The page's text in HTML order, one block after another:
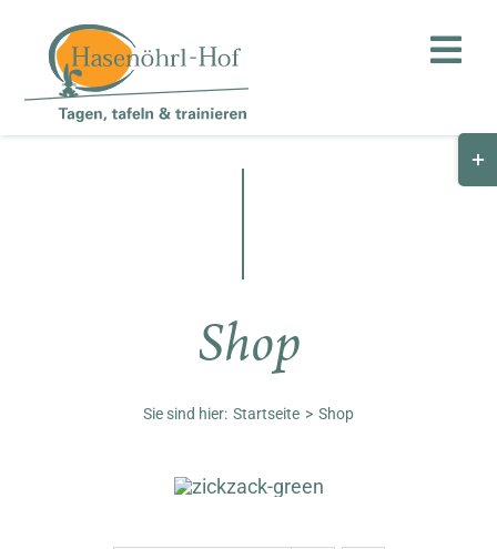
springen
Unternehmen
Shop
Sie sind hier: Startseite Shop